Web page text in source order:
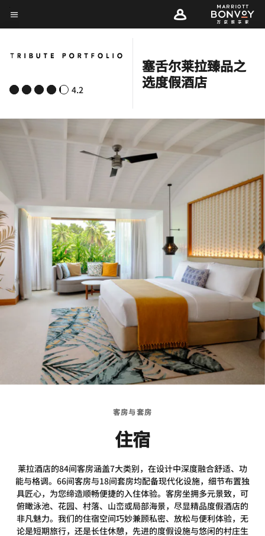
Skip
to
content
菜单文本
4.2
塞舌尔莱拉臻品之
选度假酒店
客房与套房
住宿
莱拉酒店的84间客房涵盖7大类别，在设计中深度融合舒适、功
能与格调。66间客房与18间套房均配备现代化设施，细节布置独
具匠心，为您缔造顺畅便捷的入住体验。客房坐拥多元景致，可
俯瞰泳池、花园、村落、山峦或局部海景，尽显精品度假酒店的
非凡魅力。我们的住宿空间巧妙兼顾私密、放松与便利体验，无
论是短期旅行，还是长住休憩，先进的度假设施与悠闲的村庄生